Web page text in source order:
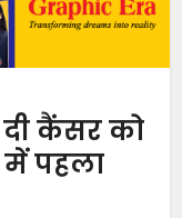
कैंसर को
पहला